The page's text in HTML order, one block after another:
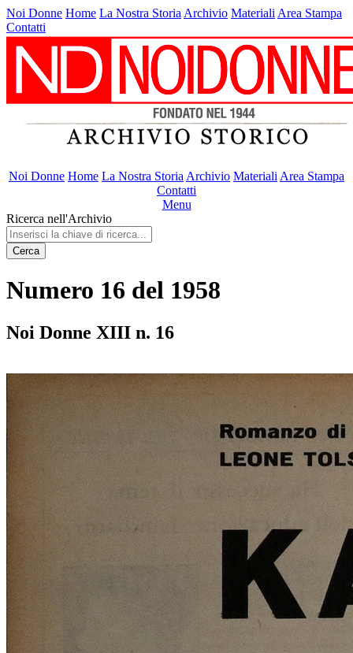
Noi Donne Home La Nostra Storia Archivio Materiali Area Stampa
Contatti
Noi Donne Home La Nostra Storia Archivio Materiali Area Stampa
Contatti
Menu
Ricerca nell'Archivio
Cerca
Numero 16 del 1958
Noi Donne XIII n. 16